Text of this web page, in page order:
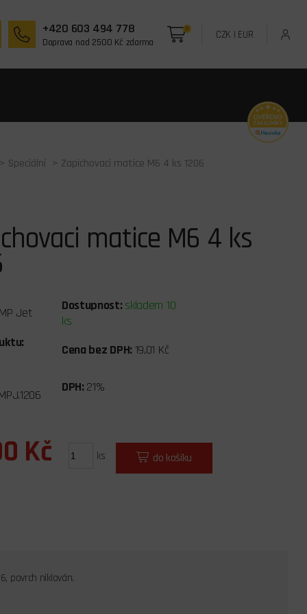
+420 603 494 778
Doprava nad 2500 Kč zdarma
0 CZK | EUR
Speciální > Zapichovaci matice M6 4 ks 1206
matice M6 4 ks
Jet Dostupnost: skladem 10
ks
Cena bez DPH: 19,01 Kč
DPH: 21%
Kč ks do košíku
povrch niklován.